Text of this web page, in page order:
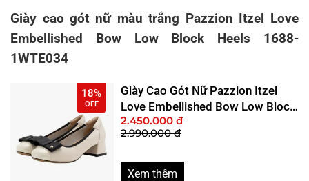
Giày cao gót nữ màu trắng Pazzion Itzel Love
Embellished Bow Low Block Heels 1688-
1WTE034
18%
OFF
Giày Cao Gót Nữ Pazzion Itzel
Love Embellished Bow Low Block
Heels 1688-1WTE034 Màu Trắng
Size 37
2.450.000 đ
2.990.000 đ
Xem thêm